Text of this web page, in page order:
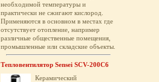
необходимой температуры и
практически не сжигают кислород.
Применяются в основном в местах где
отсутствует отопление, например
различные общественные помещения,
промышленные или складские объекты.
Тепловентилятор Sensei SCV-200C6
Керамический